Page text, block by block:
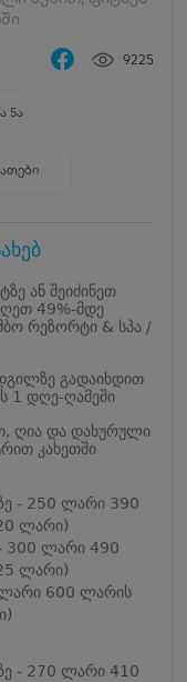
9225
5ა
ან შეიძინეთ
49%-მდე
რეზორტი & სპა /
გადაიხდით
1 დღე-ღამეში
ღია და დახურული
კახეთში
- 250 ლარი 390
ლარი)
- 300 ლარი 490
ლარი)
ლარი 600 ლარის
- 270 ლარი 410